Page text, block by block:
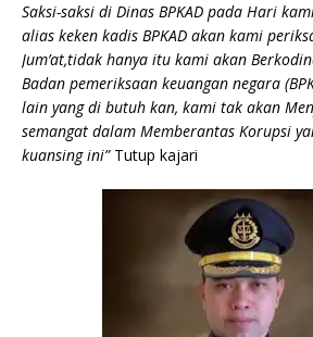
Saksi-saksi di Dinas BPKAD pada Hari
alias keken kadis BPKAD akan kami
Jum’at,tidak hanya itu kami akan
Badan pemeriksaan keuangan negara
lain yang di butuh kan, kami tak akan
semangat dalam Memberantas Korupsi
kuansing ini”Tutup kajari